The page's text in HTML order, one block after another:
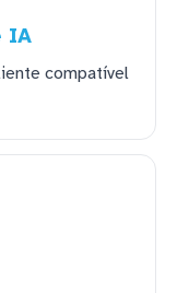
IA
compatível